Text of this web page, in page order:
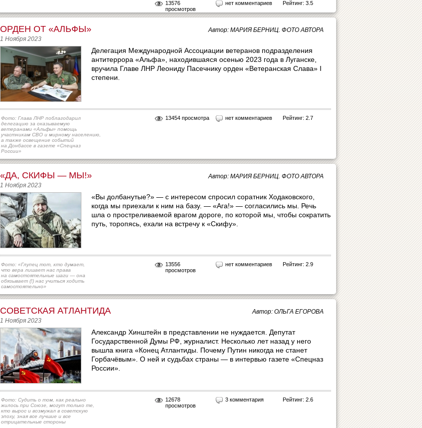
13576
просмотров
нет комментариев Рейтинг: 3.5
Автор: МАРИЯ БЕРНИЦ. ФОТО АВТОРА
ОРДЕН ОТ «АЛЬФЫ»
1 Ноября 2023
Делегация Международной Ассоциации ветеранов подразделения
антитеррора «Альфа», находившаяся осенью 2023 года в Луганске,
вручила Главе ЛНР Леониду Пасечнику орден «Ветеранская Слава» I
степени.
Фото: Глава ЛНР поблагодарил
делегацию за оказываемую
ветеранами «Альфы» помощь
участникам СВО и мирному населению,
а также освещение событий
на Донбассе в газете «Спецназ
России»
13454 просмотра нет комментариев Рейтинг: 2.7
Автор: МАРИЯ БЕРНИЦ. ФОТО АВТОРА
«ДА, СКИФЫ — МЫ!»
1 Ноября 2023
«Вы долбанутые?» — с интересом спросил соратник Ходаковского,
когда мы приехали к ним на базу. — «Ага!» — согласились мы. Речь
шла о простреливаемой врагом дороге, по которой мы, чтобы сократить
путь, торопясь, ехали на встречу к «Скифу».
Фото: «Глупец тот, кто думает,
что вера лишает нас права
на самостоятельные шаги — она
обязывает (!) нас учиться ходить
самостоятельно»
13556
просмотров
нет комментариев Рейтинг: 2.9
Автор: ОЛЬГА ЕГОРОВА
СОВЕТСКАЯ АТЛАНТИДА
1 Ноября 2023
Александр Хинштейн в представлении не нуждается. Депутат
Государственной Думы РФ, журналист. Несколько лет назад у него
вышла книга «Конец Атлантиды. Почему Путин никогда не станет
Горбачёвым». О ней и судьбах страны — в интервью газете «Спецназ
России».
Фото: Судить о том, как реально
жилось при Союзе, могут только те,
кто вырос и возмужал в советскую
эпоху, зная все лучшие и все
отрицательные стороны
12678
просмотров
3 комментария Рейтинг: 2.6